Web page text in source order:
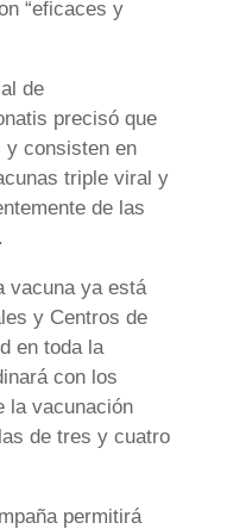
“eficaces y
de
precisó que
y consisten en
triple viral y
de las
vacuna ya está
y Centros de
en toda la
con los
la vacunación
de tres y cuatro
permitirá